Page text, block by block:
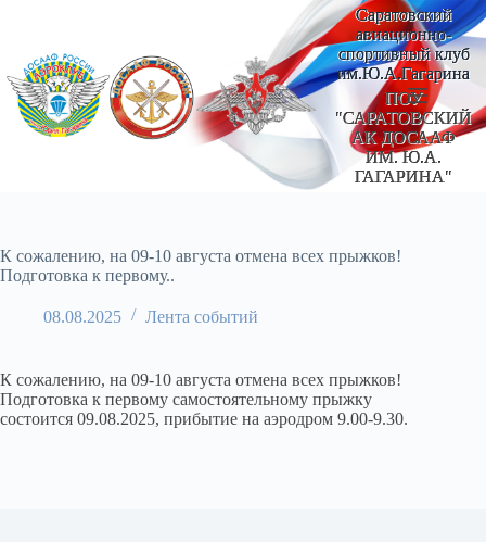
Саратовский
авиационно-
спортивный клуб
им.Ю.А.Гагарина
ПОУ
"САРАТОВСКИЙ
АК ДОСААФ
ИМ. Ю.А.
ГАГАРИНА"
К сожалению, на 09-10 августа отмена всех прыжков!
Подготовка к первому..
08.08.2025 Лента событий
К сожалению, на 09-10 августа отмена всех прыжков!
Подготовка к первому самостоятельному прыжку
состоится 09.08.2025, прибытие на аэродром 9.00-9.30.